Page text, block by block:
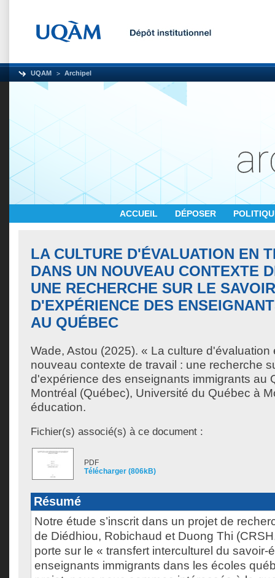
UQAM Archipel
ACCUEIL DÉPOSER
LA CULTURE D'ÉVALUATION EN
DANS UN NOUVEAU CONTEXTE
UNE RECHERCHE SUR LE SAVOIR
D'EXPÉRIENCE DES
AU QUÉBEC
Wade, Astou (2025). « La culture
nouveau contexte de travail : une recherche
d'expérience des enseignants immigrants au
Montréal (Québec), Université du Québec à
éducation.
Fichier(s) associé(s) à ce document :
PDF
Télécharger (806kB)
Résumé
Notre étude s’inscrit dans un projet de
de Diédhiou, Robichaud et Duong Thi
porte sur le « transfert interculturel du savoir-
enseignants immigrants dans les écoles